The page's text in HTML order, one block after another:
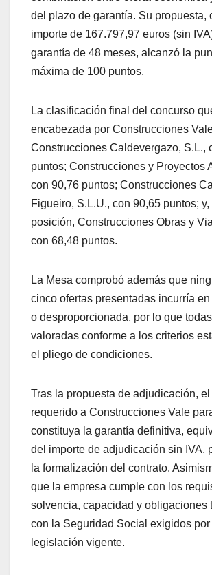
del plazo de garantía. Su propuesta,
importe de 167.797,97 euros (sin
garantía de 48 meses, alcanzó la
máxima de 100 puntos.
La clasificación final del concurso
encabezada por Construcciones
Construcciones Caldevergazo, S.L.,
puntos; Construcciones y Proyectos
con 90,76 puntos; Construcciones
Figueiro, S.L.U., con 90,65 puntos;
posición, Construcciones Obras y
con 68,48 puntos.
La Mesa comprobó además que
cinco ofertas presentadas incurría en
o desproporcionada, por lo que
valoradas conforme a los criterios
el pliego de condiciones.
Tras la propuesta de adjudicación,
requerido a Construcciones Vale
constituya la garantía definitiva,
del importe de adjudicación sin IVA,
la formalización del contrato.
que la empresa cumple con los
solvencia, capacidad y obligaciones
con la Seguridad Social exigidos por
legislación vigente.